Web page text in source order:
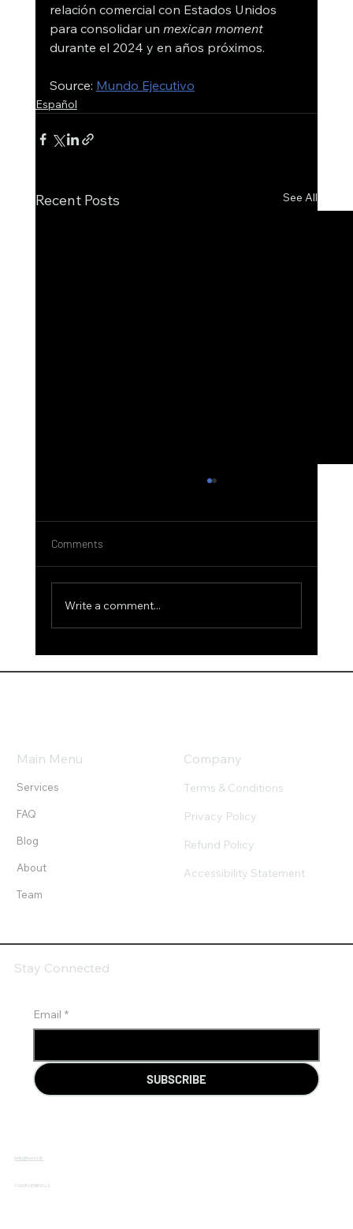
relación comercial con Estados Unidos
para consolidar un mexican moment
durante el 2024 y en años próximos.
Source: Mundo Ejecutivo
Español
Recent Posts See All
Comments
Write a comment...
Main Menu
Services
FAQ
Blog
About
Team
Company
Terms & Conditions
Privacy Policy
Refund Policy
Accessibility Statement
Stay Connected
Email *
SUBSCRIBE
hello@leonco.llc
© 2026 LEONCO LLC